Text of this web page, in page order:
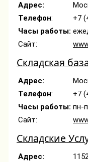
Адрес:
Телефон:
+7
Часы работы:
Сайт:
Складская
Адрес:
Телефон:
+7
Часы работы: пн-
Сайт:
Складские
Адрес: